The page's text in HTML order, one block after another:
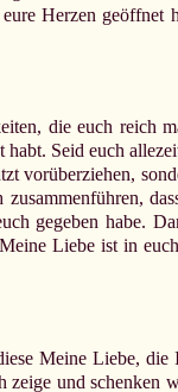
Herzen geöffnet
die euch reich
Seid euch
vorüberziehen,
gegeben habe.
Liebe ist in
Meine Liebe, die
zeige und